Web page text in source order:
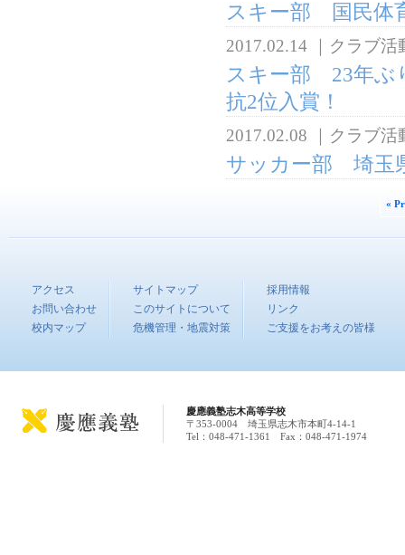
スキー部 国民体
2017.02.14 クラブ活
スキー部 23年ぶ
抗2位入賞！
2017.02.08 クラブ活
サッカー部 埼玉
«
アクセス
お問い合わせ
校内マップ
サイトマップ
このサイトについて
危機管理・地震対策
採用情報
リンク
ご支援をお考えの皆様
慶應義塾志木高等学校
〒353-0004 埼玉県志木市本町4-14-1
Tel：048-471-1361 Fax：048-471-1974